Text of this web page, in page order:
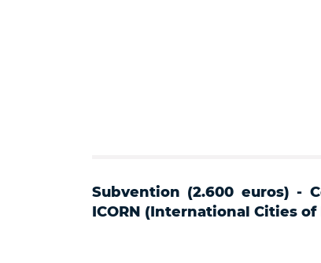
Subvention (2.600 euros) -
ICORN (International Cities